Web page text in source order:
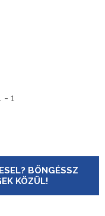
- 1
BÖNGÉSSZ
KÖZÜL!